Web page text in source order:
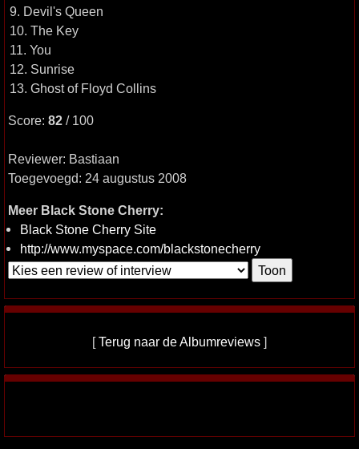
9. Devil's Queen
10. The Key
11. You
12. Sunrise
13. Ghost of Floyd Collins
Score: 82 / 100
Reviewer: Bastiaan
Toegevoegd: 24 augustus 2008
Meer Black Stone Cherry:
Black Stone Cherry Site
http://www.myspace.com/blackstonecherry
[Terug naar de Albumreviews ]